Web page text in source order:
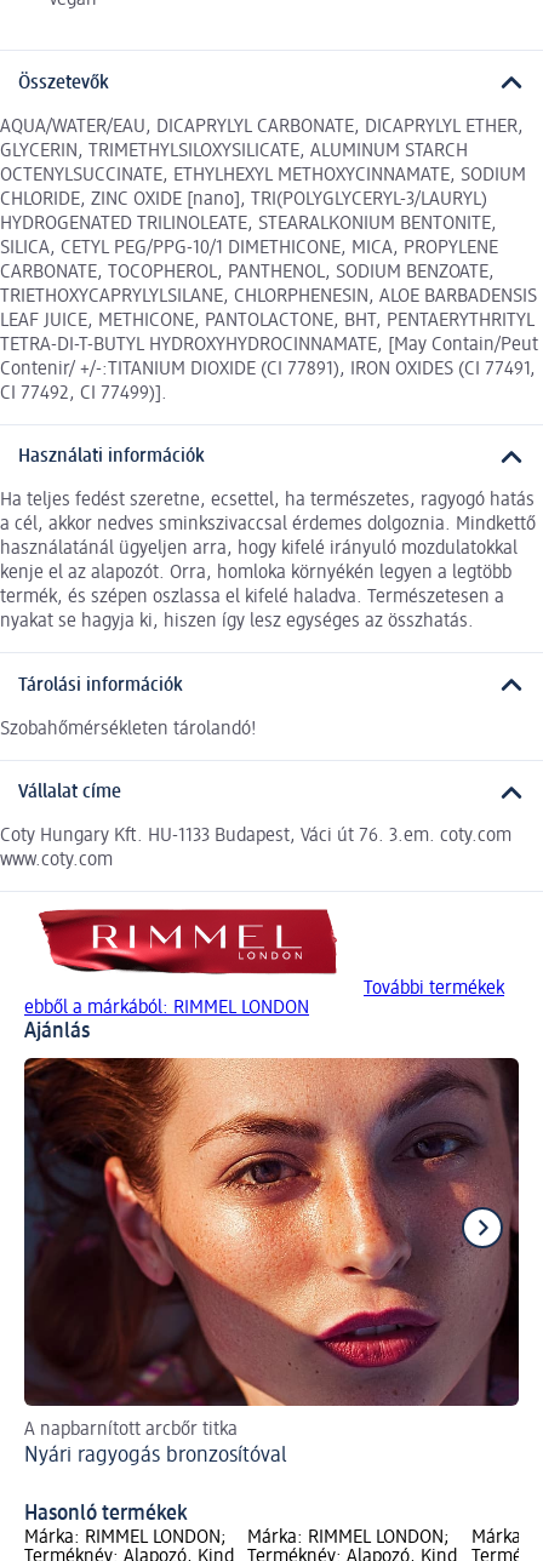
Összetevők
AQUA/WATER/EAU, DICAPRYLYL CARBONATE, DICAPRYLYL ETHER,
GLYCERIN, TRIMETHYLSILOXYSILICATE, ALUMINUM STARCH
OCTENYLSUCCINATE, ETHYLHEXYL METHOXYCINNAMATE, SODIUM
CHLORIDE, ZINC OXIDE [nano], TRI(POLYGLYCERYL-3/LAURYL)
HYDROGENATED TRILINOLEATE, STEARALKONIUM BENTONITE,
SILICA, CETYL PEG/PPG-10/1 DIMETHICONE, MICA, PROPYLENE
CARBONATE, TOCOPHEROL, PANTHENOL, SODIUM BENZOATE,
TRIETHOXYCAPRYLYLSILANE, CHLORPHENESIN, ALOE BARBADENSIS
LEAF JUICE, METHICONE, PANTOLACTONE, BHT, PENTAERYTHRITYL
TETRA-DI-T-BUTYL HYDROXYHYDROCINNAMATE, [May Contain/Peut
Contenir/ +/-:TITANIUM DIOXIDE (CI 77891), IRON OXIDES (CI 77491,
CI 77492, CI 77499)].
Használati információk
Ha teljes fedést szeretne, ecsettel, ha természetes, ragyogó hatás
a cél, akkor nedves sminkszivaccsal érdemes dolgoznia. Mindkettő
használatánál ügyeljen arra, hogy kifelé irányuló mozdulatokkal
kenje el az alapozót. Orra, homloka környékén legyen a legtöbb
termék, és szépen oszlassa el kifelé haladva. Természetesen a
nyakat se hagyja ki, hiszen így lesz egységes az összhatás.
Tárolási információk
Szobahőmérsékleten tárolandó!
Vállalat címe
Coty Hungary Kft. HU-1133 Budapest, Váci út 76. 3.em. coty.com
www.coty.com
További termékek
ebből a márkából: RIMMEL LONDON
Ajánlás
A napbarnított arcbőr titka
Nyári ragyogás bronzosítóval
Hasonló termékek
Márka: RIMMEL LONDON;
Márka: RIMMEL LONDON;
Márka: